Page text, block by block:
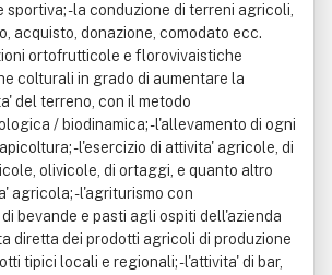
- la conduzione di terreni agricoli,
acquisto, donazione, comodato ecc.
ortofrutticole e florovivaistiche
colturali in grado di aumentare la
del terreno, con il metodo
/ biodinamica; - l'allevamento di ogni
- l'esercizio di attivita' agricole, di
olivicole, di ortaggi, e quanto altro
agricola; - l'agriturismo con
bevande e pasti agli ospiti dell'azienda
diretta dei prodotti agricoli di produzione
tipici locali e regionali; - l'attivita' di bar,